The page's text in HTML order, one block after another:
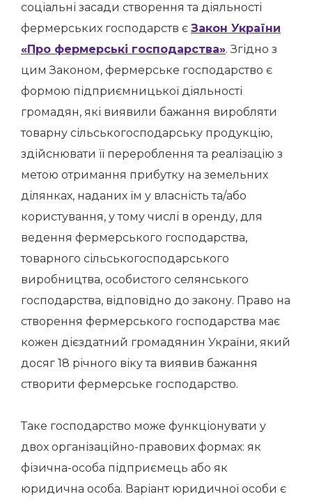
соціальні засади створення та діяльності
фермерських господарств є Закон України
«Про фермерські господарства». Згідно з
цим Законом, фермерське господарство є
формою підприємницької діяльності
громадян, які виявили бажання виробляти
товарну сільськогосподарську продукцію,
здійснювати її перероблення та реалізацію з
метою отримання прибутку на земельних
ділянках, наданих їм у власність та/або
користування, у тому числі в оренду, для
ведення фермерського господарства,
товарного сільськогосподарського
виробництва, особистого селянського
господарства, відповідно до закону. Право на
створення фермерського господарства має
кожен дієздатний громадянин України, який
досяг 18 річного віку та виявив бажання
створити фермерське господарство.
Таке господарство може функціонувати у
двох організаційно-правових формах: як
фізична-особа підприємець або як
юридична особа. Варіант юридичної особи є